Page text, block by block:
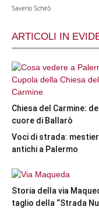
Saverio Schirò
ARTICOLI IN
Chiesa del Carmine:
cuore di Ballarò
Voci di strada:
antichi a Palermo
Storia della via
taglio della “Strada